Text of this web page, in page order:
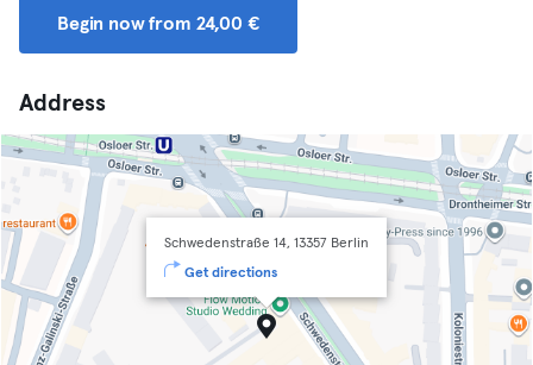
Begin now from 24,00 €
Address
Schwedenstraße 14, 13357 Berlin
Get directions